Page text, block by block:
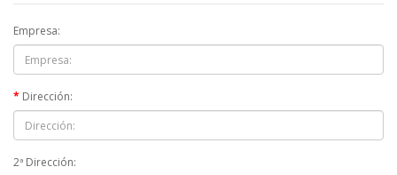
Empresa:
Dirección:
2ª Dirección: